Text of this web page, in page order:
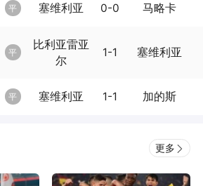
平 塞维利亚 0-0 马略卡
平
比利亚雷亚
尔
1-1 塞维利亚
平 塞维利亚 1-1 加的斯
更多